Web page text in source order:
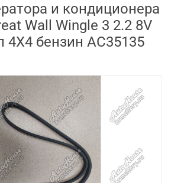
и кондиционера
Wall Wingle 3 2.2 8V
4X4 бензин AC35135